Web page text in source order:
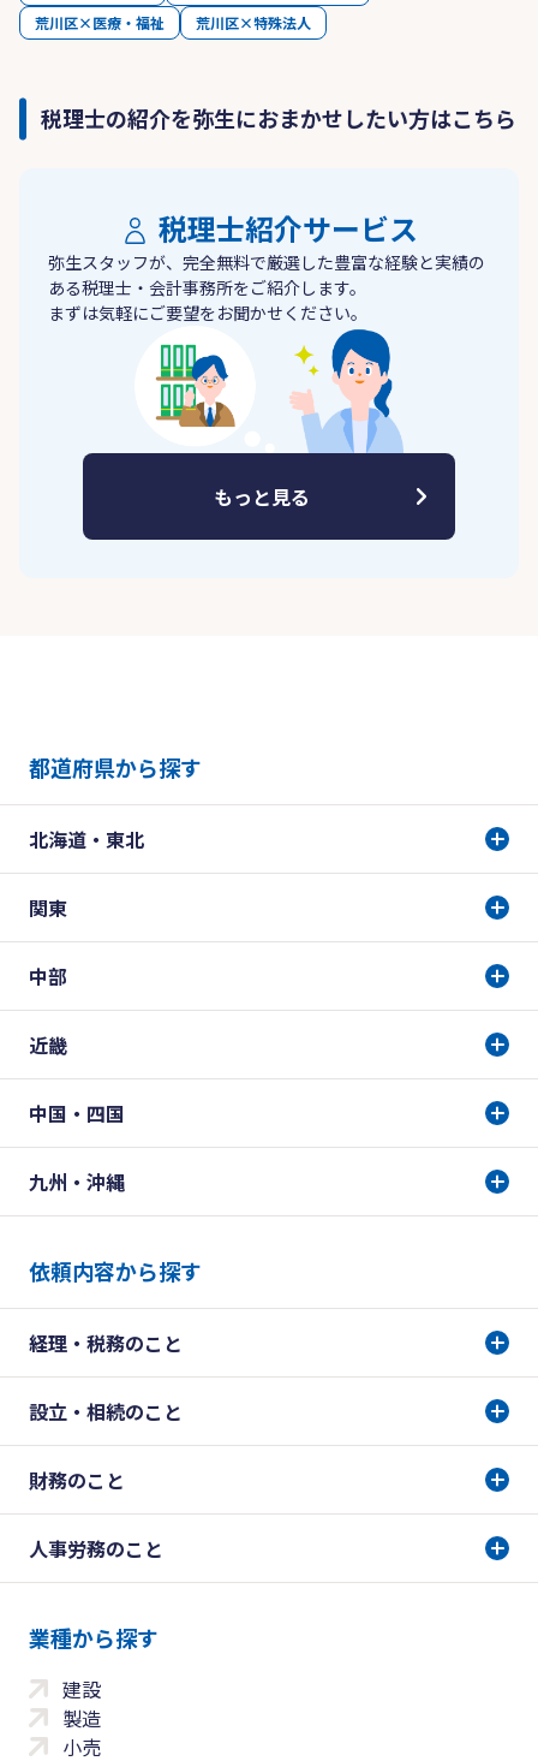
荒川区×医療・福祉
荒川区×特殊法人
税理士の紹介を弥生におまかせしたい方はこちら
税理士紹介サービス
弥生スタッフが、完全無料で厳選した豊富な経験と実績の
ある税理士・会計事務所をご紹介します。
まずは気軽にご要望をお聞かせください。
もっと見る
都道府県から探す
北海道・東北
関東
中部
近畿
中国・四国
九州・沖縄
依頼内容から探す
経理・税務のこと
設立・相続のこと
財務のこと
人事労務のこと
業種から探す
建設
製造
小売